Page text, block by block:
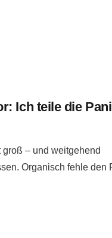
Ich teile die
groß – und weitgehend
Organisch fehle den